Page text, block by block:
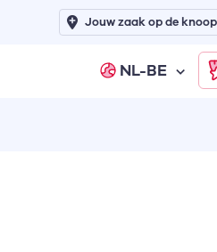
NL-BE
Jouw zaak op de